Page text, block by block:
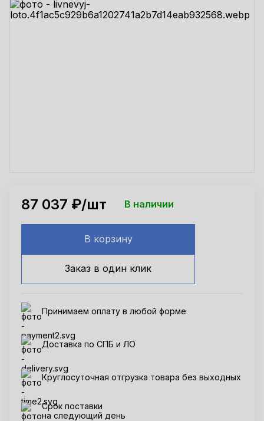
87 037 ₽/шт В наличии
В корзину
Заказ в один клик
Принимаем оплату в любой форме
Доставка по СПБ и ЛО
Круглосуточная отгрузка товара без выходных
Срок поставки
на следующий день